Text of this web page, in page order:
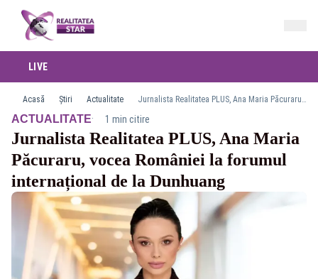
LIVE
Acasă Știri Actualitate Jurnalista Realitatea PLUS, Ana Maria Păcuraru, vocea României la forumul internațional de la Dunhuang
ACTUALITATE· 1 min citire
Jurnalista Realitatea PLUS, Ana Maria
Păcuraru, vocea României la forumul
internațional de la Dunhuang